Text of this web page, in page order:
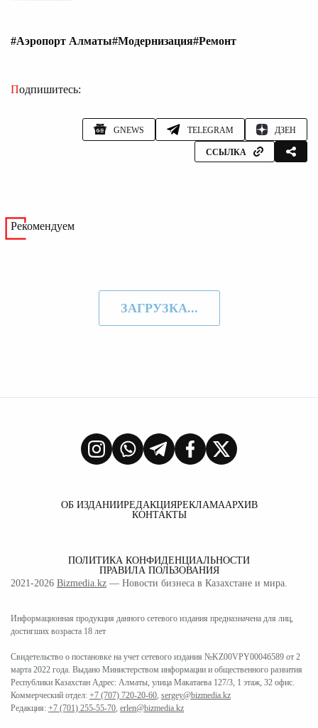
#Аэропорт Алматы#Модернизация#Ремонт
Подпишитесь:
GNEWS TELEGRAM ДЗЕН
ССЫЛКА
Рекомендуем
ЗАГРУЗКА...
ОБ ИЗДАНИИРЕДАКЦИЯРЕКЛАМААРХИВ
КОНТАКТЫ
ПОЛИТИКА КОНФИДЕНЦИАЛЬНОСТИ
ПРАВИЛА ПОЛЬЗОВАНИЯ
2021-2026 Bizmedia.kz — Новости бизнеса в Казахстане и мира.
Информационная продукция данного сетевого издания предназначена для лиц,
достигших возраста 18 лет
Свидетельство о постановке на учет сетевого издания №KZ00VPY00046589 от 2
марта 2022 года. Выдано Министерством информации и общественного развития
Республики Казахстан Адрес: Алматы, улица Макатаева 127/3, 1 этаж, 32 офис.
Коммерческий отдел: +7 (707) 720-20-60 sergey@bizmedia.kz
Редакция: +7 (701) 255-55-70 erlen@bizmedia.kz